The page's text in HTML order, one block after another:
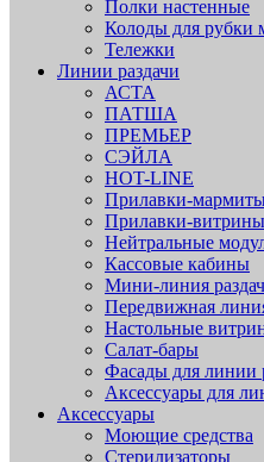
Полки настенные
Колоды для рубки
Тележки
Линии раздачи
АСТА
ПАТША
ПРЕМЬЕР
СЭЙЛА
HOT-LINE
Прилавки-
Прилавки-витрины
Нейтральные
Кассовые кабины
Мини-линия
Передвижная
Настольные
Салат-бары
Фасады для
Аксессуары для
Аксессуары
Моющие средства
Стерилизаторы